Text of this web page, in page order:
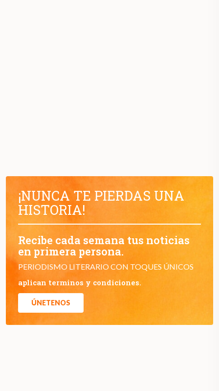
¡NUNCA TE PIERDAS UNA
HISTORIA!
Recibe cada semana tus noticias
en primera persona.
PERIODISMO LITERARIO CON TOQUES ÚNICOS
aplican terminos y condiciones.
ÚNETENOS